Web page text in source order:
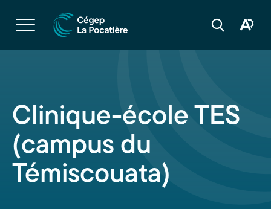
Ouvrir
la
navigation
Ouvrir
Ouvrir
Clinique-école TES
(campus du
Témiscouata)